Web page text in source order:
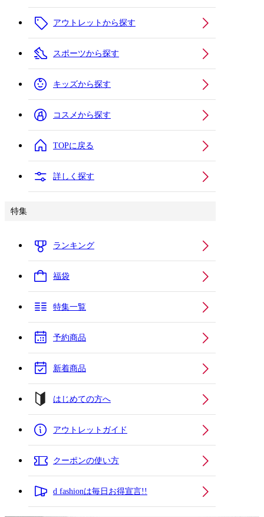
アウトレットから探す
スポーツから探す
キッズから探す
コスメから探す
TOPに戻る
詳しく探す
特集
ランキング
福袋
特集一覧
予約商品
新着商品
はじめての方へ
アウトレットガイド
クーポンの使い方
d fashionは毎日お得宣言!!